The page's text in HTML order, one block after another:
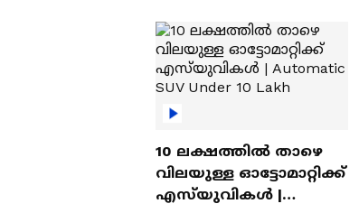
10 ലക്ഷത്തിൽ താഴെ
വിലയുള്ള ഓട്ടോമാറ്റിക്ക്
എസ്‍യുവികൾ |